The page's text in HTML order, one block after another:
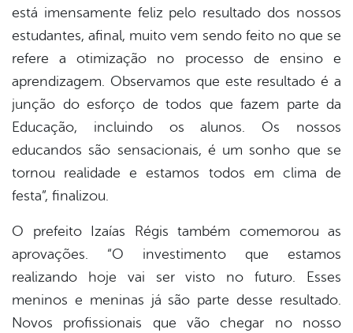
está imensamente feliz pelo resultado dos nossos
estudantes, afinal, muito vem sendo feito no que se
refere a otimização no processo de ensino e
aprendizagem. Observamos que este resultado é a
junção do esforço de todos que fazem parte da
Educação, incluindo os alunos. Os nossos
educandos são sensacionais, é um sonho que se
tornou realidade e estamos todos em clima de
festa”, finalizou.
O prefeito Izaías Régis também comemorou as
aprovações. “O investimento que estamos
realizando hoje vai ser visto no futuro. Esses
meninos e meninas já são parte desse resultado.
Novos profissionais que vão chegar no nosso